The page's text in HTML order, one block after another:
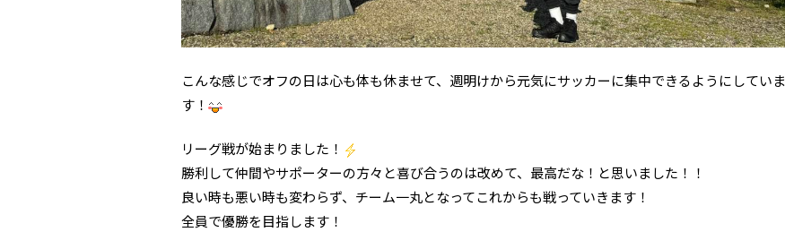
こんな感じでオフの日は心も体も休ませて、週明けから元気にサッカーに集中できるようにしていま
す！
リーグ戦が始まりました！
勝利して仲間やサポーターの方々と喜び合うのは改めて、最高だな！と思いました！！
良い時も悪い時も変わらず、チーム一丸となってこれからも戦っていきます！
全員で優勝を目指します！